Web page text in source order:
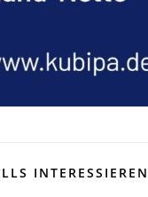
INTERESSIEREN